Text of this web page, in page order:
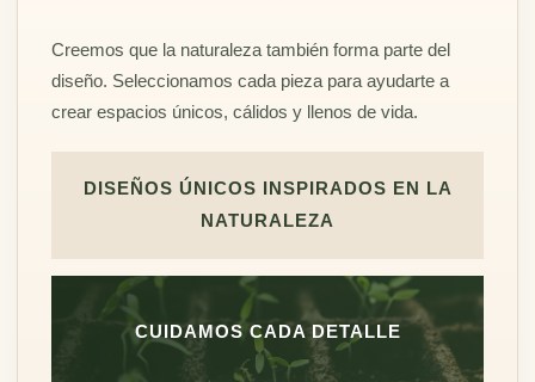
Creemos que la naturaleza también forma parte del
diseño. Seleccionamos cada pieza para ayudarte a
crear espacios únicos, cálidos y llenos de vida.
DISEÑOS ÚNICOS INSPIRADOS EN LA
NATURALEZA
CUIDAMOS CADA DETALLE